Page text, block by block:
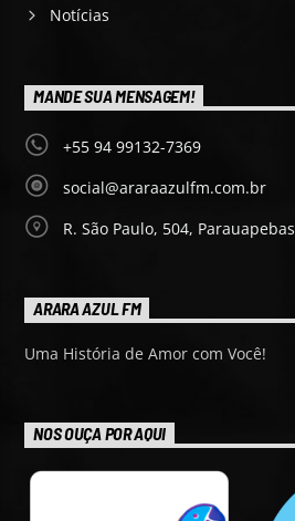
Notícias
MANDE SUA MENSAGEM!
+55 94 99132-7369
social@araraazulfm.com.br
R. São Paulo, 504, Parauapebas
ARARA AZUL FM
Uma História de Amor com Você!
NOS OUÇA POR AQUI